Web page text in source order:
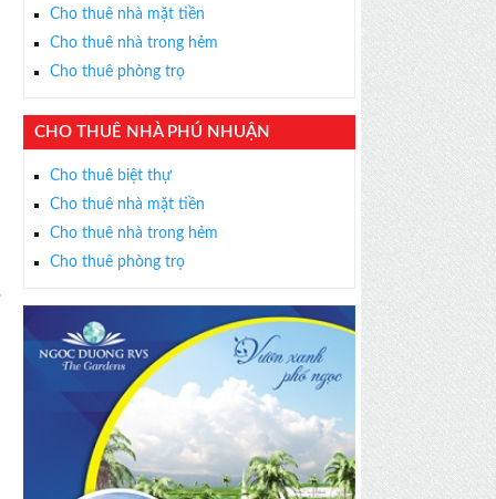
thân thiện, nhiệt tình,
×
Cho thuê nhà mặt tiền
Cho thuê nhà trong hẻm
Cho thuê phòng trọ
CHO THUÊ NHÀ PHÚ NHUẬN
Cho thuê biệt thự
Cho thuê nhà mặt tiền
Cho thuê nhà trong hẻm
Cho thuê phòng trọ